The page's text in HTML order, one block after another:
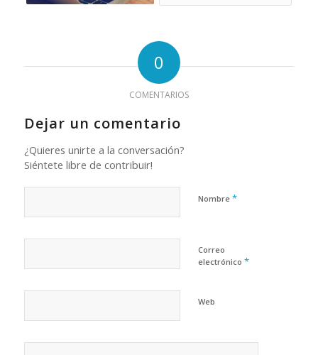
0
COMENTARIOS
Dejar un comentario
¿Quieres unirte a la conversación?
Siéntete libre de contribuir!
Nombre *
Correo
electrónico *
Web